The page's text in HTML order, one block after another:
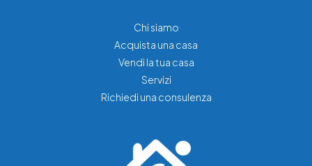
Chi siamo
Acquista una casa
Vendi la tua casa
Servizi
Richiedi una consulenza